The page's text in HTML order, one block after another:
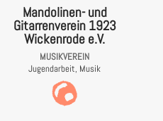
Mandolinen- und
Gitarrenverein 1923
Wickenrode e.V.
MUSIKVEREIN
Jugendarbeit, Musik